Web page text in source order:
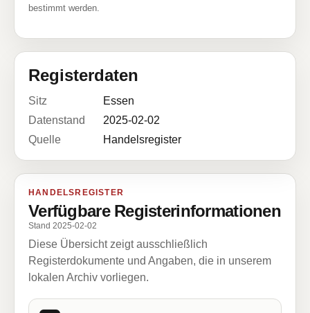
bestimmt werden.
Registerdaten
Sitz
Essen
Datenstand
2025-02-02
Quelle
Handelsregister
HANDELSREGISTER
Verfügbare Registerinformationen
Stand 2025-02-02
Diese Übersicht zeigt ausschließlich
Registerdokumente und Angaben, die in unserem
lokalen Archiv vorliegen.